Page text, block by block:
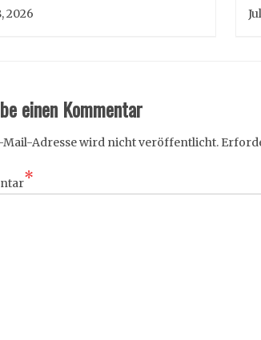
2026
einen Kommentar
Mail-Adresse wird nicht veröffentlicht.
*